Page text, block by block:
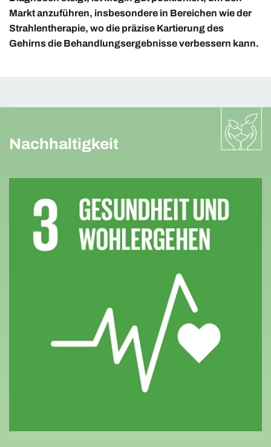
Markt anzuführen, insbesondere in Bereichen wie der
Strahlentherapie, wo die präzise Kartierung des
Gehirns die Behandlungsergebnisse verbessern kann.
Nachhaltigkeit